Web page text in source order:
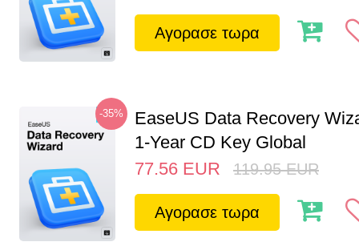
Αγορασε τωρα
-35%
EaseUS Data Recovery
1-Year CD Key Global
77.56 EUR 119.95 EUR
Αγορασε τωρα